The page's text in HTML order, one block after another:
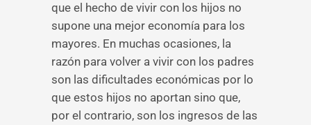
que el hecho de vivir con los hijos no
supone una mejor economía para los
mayores. En muchas ocasiones, la
razón para volver a vivir con los padres
son las dificultades económicas por lo
que estos hijos no aportan sino que,
por el contrario, son los ingresos de las